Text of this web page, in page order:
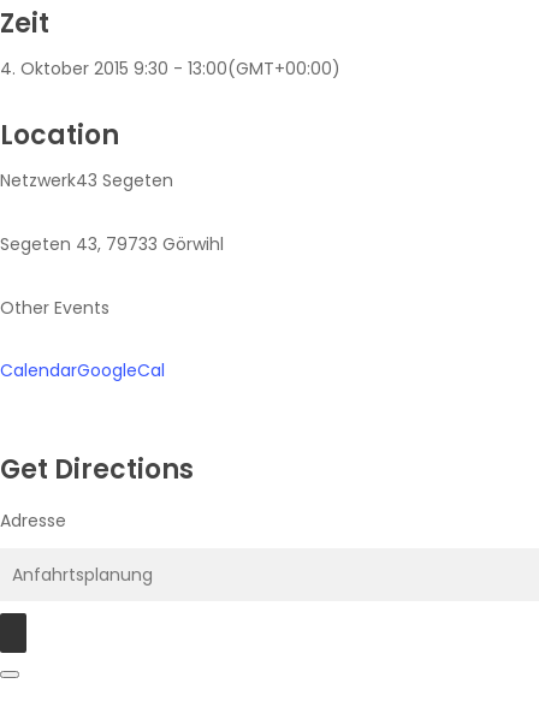
Zeit
4. Oktober 2015 9:30 - 13:00(GMT+00:00)
Location
Netzwerk43 Segeten
Segeten 43, 79733 Görwihl
Other Events
CalendarGoogleCal
Get Directions
Adresse